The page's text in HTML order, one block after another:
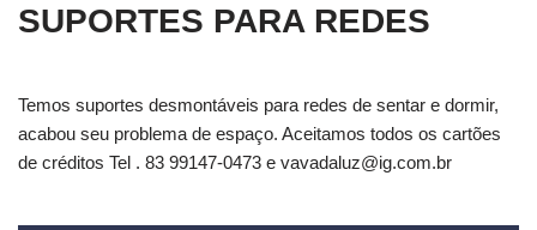
SUPORTES PARA REDES
Temos suportes desmontáveis para redes de sentar e dormir,
acabou seu problema de espaço. Aceitamos todos os cartões
de créditos Tel . 83 99147-0473 e vavadaluz@ig.com.br